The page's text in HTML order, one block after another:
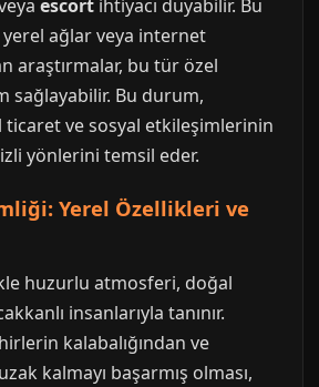
escort ihtiyacı duyabilir. Bu
ağlar veya internet
araştırmalar, bu tür özel
sağlayabilir. Bu durum,
ticaret ve sosyal etkileşimlerinin
yönlerini temsil eder.
Yerel Özellikleri ve
huzurlu atmosferi, doğal
insanlarıyla tanınır.
kalabalığından ve
kalmayı başarmış olması,